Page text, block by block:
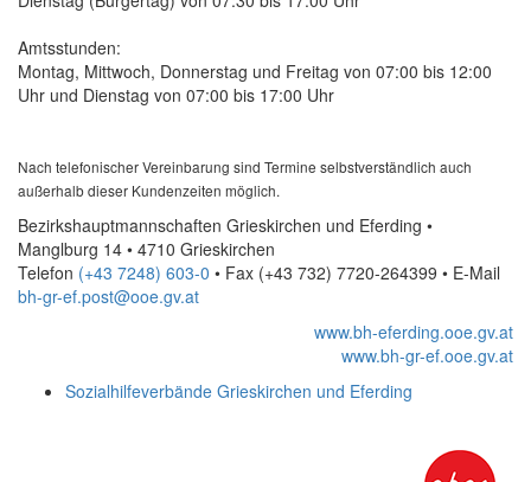
Amtsstunden:
Montag, Mittwoch, Donnerstag und Freitag von 07:00 bis 12:00
Uhr und Dienstag von 07:00 bis 17:00 Uhr
Nach telefonischer Vereinbarung sind Termine selbstverständlich auch
außerhalb dieser Kundenzeiten möglich.
Bezirkshauptmannschaften Grieskirchen und Eferding •
Manglburg 14 • 4710 Grieskirchen
Telefon (+43 7248) 603-0 • Fax (+43 732) 7720-264399 • E-Mail
bh-gr-ef.post@ooe.gv.at
www.bh-eferding.ooe.gv.at
www.bh-gr-ef.ooe.gv.at
Sozialhilfeverbände Grieskirchen und Eferding